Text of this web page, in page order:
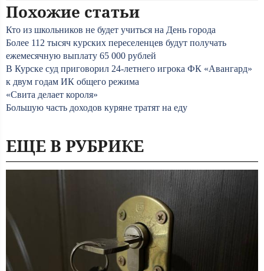
Похожие статьи
Кто из школьников не будет учиться на День города
Более 112 тысяч курских переселенцев будут получать
ежемесячную выплату 65 000 рублей
В Курске суд приговорил 24-летнего игрока ФК «Авангард»
к двум годам ИК общего режима
«Свита делает короля»
Большую часть доходов куряне тратят на еду
ЕЩЕ В РУБРИКЕ